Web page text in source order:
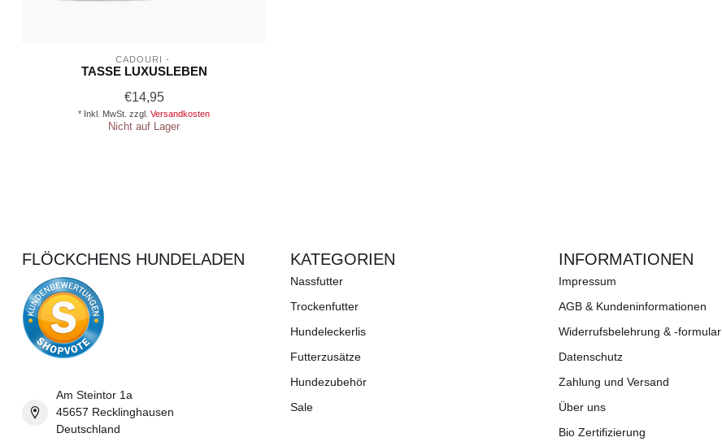
CADOURI -
TASSE LUXUSLEBEN
€14,95
* Inkl. MwSt. zzgl. Versandkosten
Nicht auf Lager
FLÖCKCHENS HUNDELADEN
Am Steintor 1a
45657 Recklinghausen
Deutschland
KATEGORIEN
Nassfutter
Trockenfutter
Hundeleckerlis
Futterzusätze
Hundezubehör
Sale
INFORMATIONEN
Impressum
AGB & Kundeninformationen
Widerrufsbelehrung & -formular
Datenschutz
Zahlung und Versand
Über uns
Bio Zertifizierung